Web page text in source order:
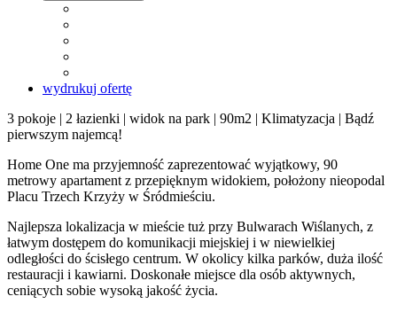
wydrukuj ofertę
3 pokoje | 2 łazienki | widok na park | 90m2 | Klimatyzacja | Bądź
pierwszym najemcą!
Home One ma przyjemność zaprezentować wyjątkowy, 90
metrowy apartament z przepięknym widokiem, położony nieopodal
Placu Trzech Krzyży w Śródmieściu.
Najlepsza lokalizacja w mieście tuż przy Bulwarach Wiślanych, z
łatwym dostępem do komunikacji miejskiej i w niewielkiej
odległości do ścisłego centrum. W okolicy kilka parków, duża ilość
restauracji i kawiarni. Doskonałe miejsce dla osób aktywnych,
ceniących sobie wysoką jakość życia.